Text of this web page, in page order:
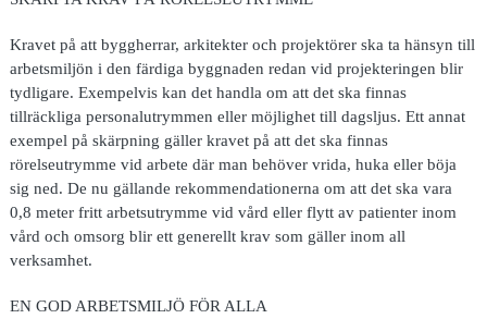
Kravet på att byggherrar, arkitekter och projektörer ska ta hänsyn till
arbetsmiljön i den färdiga byggnaden redan vid projekteringen blir
tydligare. Exempelvis kan det handla om att det ska finnas
tillräckliga personalutrymmen eller möjlighet till dagsljus. Ett annat
exempel på skärpning gäller kravet på att det ska finnas
rörelseutrymme vid arbete där man behöver vrida, huka eller böja
sig ned. De nu gällande rekommendationerna om att det ska vara
0,8 meter fritt arbetsutrymme vid vård eller flytt av patienter inom
vård och omsorg blir ett generellt krav som gäller inom all
verksamhet.
EN GOD ARBETSMILJÖ FÖR ALLA